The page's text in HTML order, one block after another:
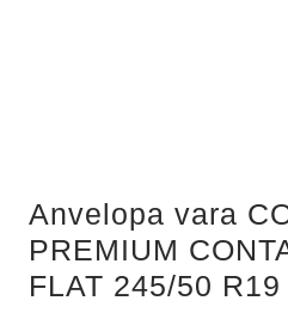
Anvelopa vara
PREMIUM
FLAT 245/50